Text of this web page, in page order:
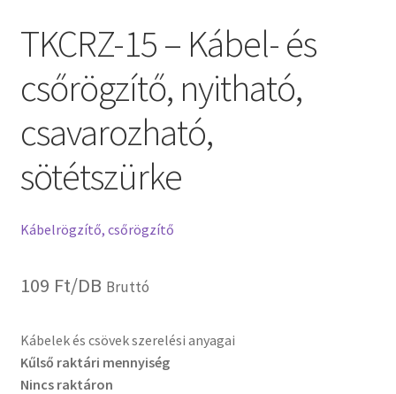
TKCRZ-15 – Kábel- és
csőrögzítő, nyitható,
csavarozható,
sötétszürke
Kábelrögzítő, csőrögzítő
109 Ft/DB Bruttó
Kábelek és csövek szerelési anyagai
Kűlső raktári mennyiség
Nincs raktáron